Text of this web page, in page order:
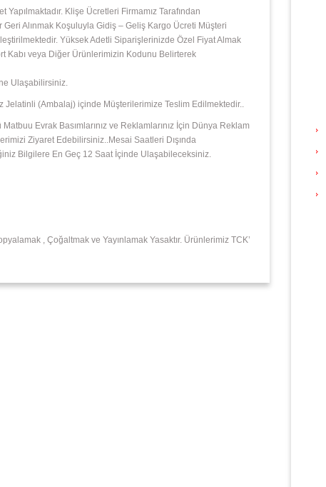
Klişe Ücretleri Firmamız Tarafından
Alınmak Koşuluyla Gidiş – Geliş Kargo Ücreti Müşteri
Yüksek Adetli Siparişlerinizde Özel Fiyat Almak
Kabı veya Diğer Ürünlerimizin Kodunu Belirterek
Ulaşabilirsiniz.
Jelatinli (Ambalaj) içinde Müşterilerimize Teslim Edilmektedir..
Evrak Basımlarınız ve Reklamlarınız İçin Dünya Reklam
Ziyaret Edebilirsiniz..Mesai Saatleri Dışında
Bilgilere En Geç 12 Saat İçinde Ulaşabileceksiniz.
, Çoğaltmak ve Yayınlamak Yasaktır. Ürünlerimiz TCK’